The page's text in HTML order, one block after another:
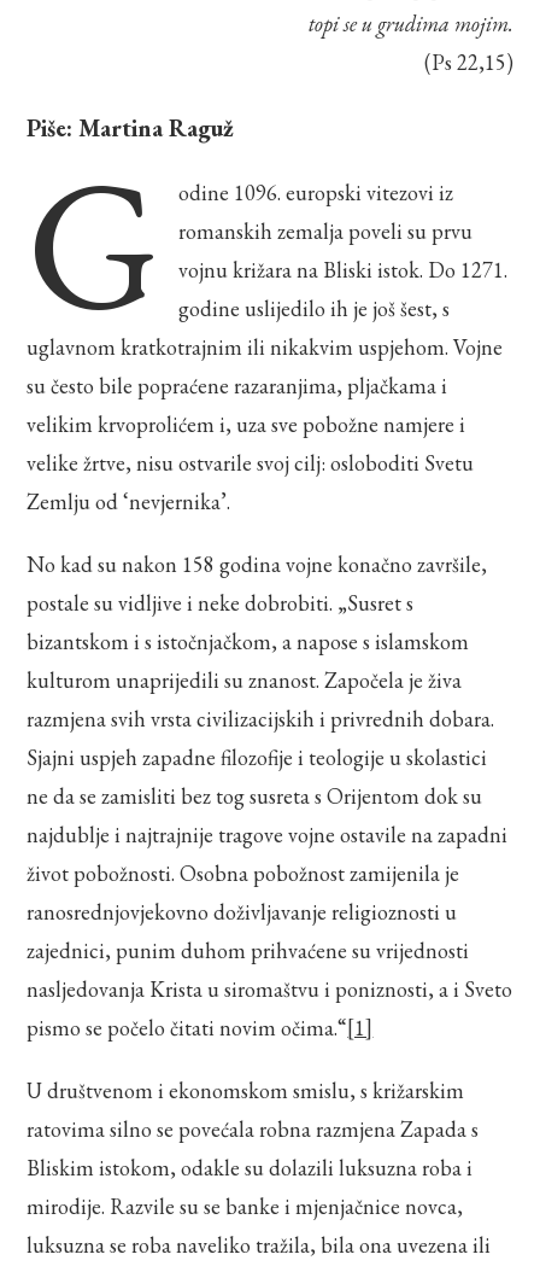
topi se u grudima mojim.
(Ps 22,15)
Piše: Martina Raguž
G
odine 1096. europski vitezovi iz
romanskih zemalja poveli su prvu
vojnu križara na Bliski istok. Do 1271.
godine uslijedilo ih je još šest, s
uglavnom kratkotrajnim ili nikakvim uspjehom. Vojne
su često bile popraćene razaranjima, pljačkama i
velikim krvoprolićem i, uza sve pobožne namjere i
velike žrtve, nisu ostvarile svoj cilj: osloboditi Svetu
Zemlju od ‘nevjernika’.
No kad su nakon 158 godina vojne konačno završile,
postale su vidljive i neke dobrobiti. „Susret s
bizantskom i s istočnjačkom, a napose s islamskom
kulturom unaprijedili su znanost. Započela je živa
razmjena svih vrsta civilizacijskih i privrednih dobara.
Sjajni uspjeh zapadne filozofije i teologije u skolastici
ne da se zamisliti bez tog susreta s Orijentom dok su
najdublje i najtrajnije tragove vojne ostavile na zapadni
život pobožnosti. Osobna pobožnost zamijenila je
ranosrednjovjekovno doživljavanje religioznosti u
zajednici, punim duhom prihvaćene su vrijednosti
nasljedovanja Krista u siromaštvu i poniznosti, a i Sveto
pismo se počelo čitati novim očima.“[1]
U društvenom i ekonomskom smislu, s križarskim
ratovima silno se povećala robna razmjena Zapada s
Bliskim istokom, odakle su dolazili luksuzna roba i
mirodije. Razvile su se banke i mjenjačnice novca,
luksuzna se roba naveliko tražila, bila ona uvezena ili